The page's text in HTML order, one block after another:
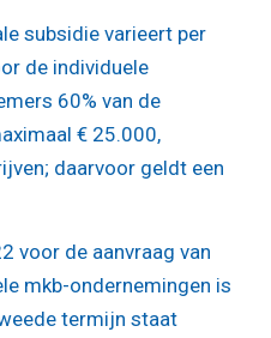
subsidie varieert per
de individuele
60% van de
€ 25.000,
daarvoor geldt een
voor de aanvraag van
mkb-ondernemingen is
termijn staat